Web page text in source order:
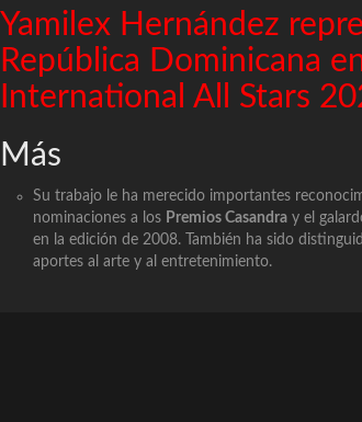
Yamilex Hernández
República Dominicana
International All Stars
Más
Su trabajo le ha merecido importantes
nominaciones a los Premios Casandra y el
en la edición de 2008. También ha sido
aportes al arte y al entretenimiento.